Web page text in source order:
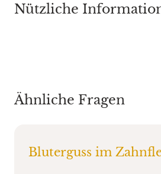
Nützliche
Ähnliche Fragen
Bluterguss im